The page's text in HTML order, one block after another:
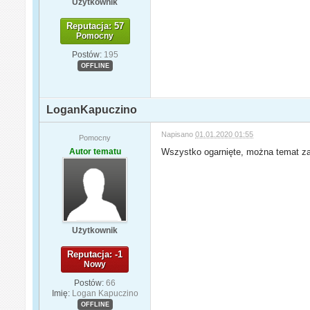
Reputacja: 57
Pomocny
Postów: 195
OFFLINE
LoganKapuczino
Pomocny
Autor tematu
Użytkownik
Reputacja: -1
Nowy
Postów: 66
Imię: Logan Kapuczino
OFFLINE
Napisano01.01.2020 01:55
Wszystko ogarnięte, można temat